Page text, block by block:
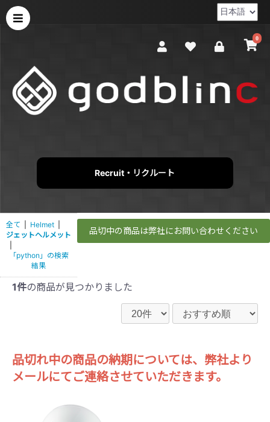
0
Recruit・リクルート
品切中の商品は弊社にお問い合わせください
全て Helmet
ジェットヘルメット
「python」の検索
結果
1件の商品が見つかりました
品切れ中の商品の納期については、弊社より
メールにてご連絡させていただきます。